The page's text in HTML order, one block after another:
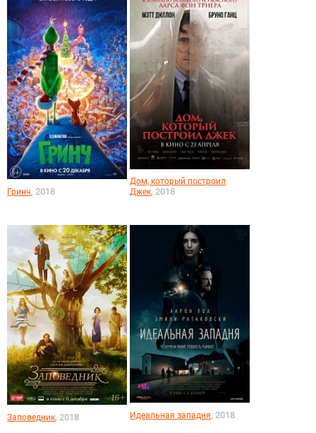
Гринч, 2018
Дом, который построил
Джек, 2018
Заповедник, 2018 Идеальная западня, 2018